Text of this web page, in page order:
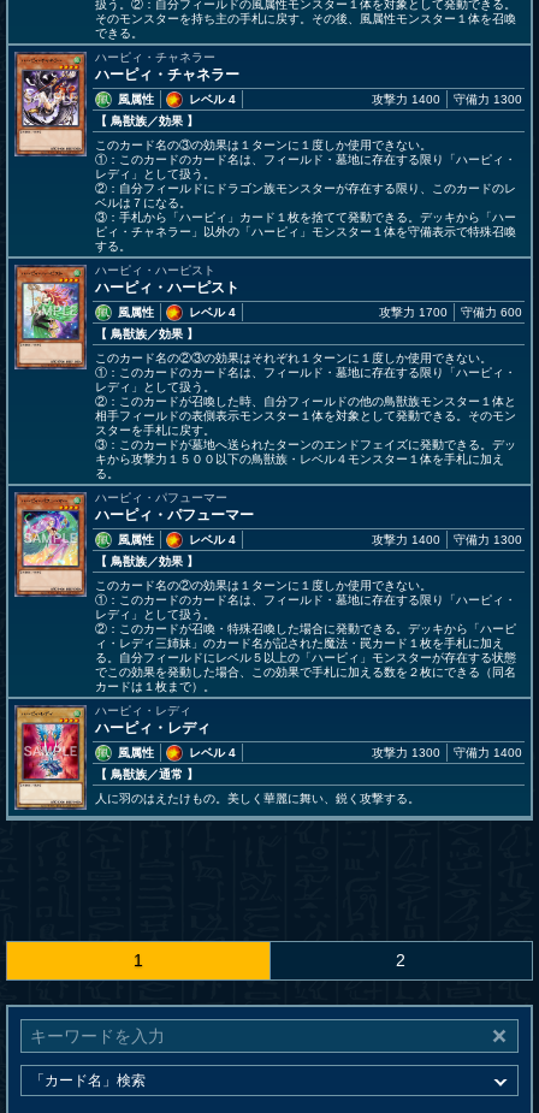
扱う。②：自分フィールドの風属性モンスター１体を対象として発動できる。
そのモンスターを持ち主の手札に戻す。その後、風属性モンスター１体を召喚
できる。
ハーピィ・チャネラー
ハーピィ・チャネラー
風属性
レベル 4
【 鳥獣族／効果 】
攻撃力 1400 守備力 1300
このカード名の③の効果は１ターンに１度しか使用できない。
①：このカードのカード名は、フィールド・墓地に存在する限り「ハーピィ・
レディ」として扱う。
②：自分フィールドにドラゴン族モンスターが存在する限り、このカードのレ
ベルは７になる。
③：手札から「ハーピィ」カード１枚を捨てて発動できる。デッキから「ハー
ピィ・チャネラー」以外の「ハーピィ」モンスター１体を守備表示で特殊召喚
する。
ハーピィ・ハーピスト
ハーピィ・ハーピスト
風属性
レベル 4
【 鳥獣族／効果 】
攻撃力 1700 守備力 600
このカード名の②③の効果はそれぞれ１ターンに１度しか使用できない。
①：このカードのカード名は、フィールド・墓地に存在する限り「ハーピィ・
レディ」として扱う。
②：このカードが召喚した時、自分フィールドの他の鳥獣族モンスター１体と
相手フィールドの表側表示モンスター１体を対象として発動できる。そのモン
スターを手札に戻す。
③：このカードが墓地へ送られたターンのエンドフェイズに発動できる。デッ
キから攻撃力１５００以下の鳥獣族・レベル４モンスター１体を手札に加え
る。
ハーピィ・パフューマー
ハーピィ・パフューマー
風属性
レベル 4
【 鳥獣族／効果 】
攻撃力 1400 守備力 1300
このカード名の②の効果は１ターンに１度しか使用できない。
①：このカードのカード名は、フィールド・墓地に存在する限り「ハーピィ・
レディ」として扱う。
②：このカードが召喚・特殊召喚した場合に発動できる。デッキから「ハーピ
ィ・レディ三姉妹」のカード名が記された魔法・罠カード１枚を手札に加え
る。自分フィールドにレベル５以上の「ハーピィ」モンスターが存在する状態
でこの効果を発動した場合、この効果で手札に加える数を２枚にできる（同名
カードは１枚まで）。
ハーピィ・レディ
ハーピィ・レディ
風属性
レベル 4
【 鳥獣族／通常 】
攻撃力 1300 守備力 1400
人に羽のはえたけもの。美しく華麗に舞い、鋭く攻撃する。
1 2